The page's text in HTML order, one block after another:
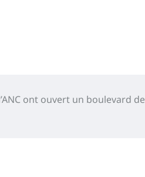
ont ouvert un boulevard de